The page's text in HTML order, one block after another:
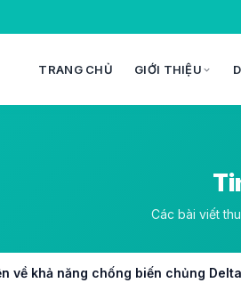
TRANG CHỦ GIỚI THIỆU
Các bài viết
về khả năng chống biến chủng